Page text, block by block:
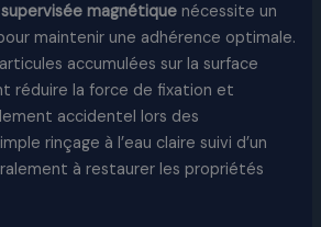
magnétiquenécessite un
maintenir une adhérence optimale.
accumulées sur la surface
réduire la force de fixation et
accidentel lors des
rinçage à l’eau claire suivi d’un
à restaurer les propriétés